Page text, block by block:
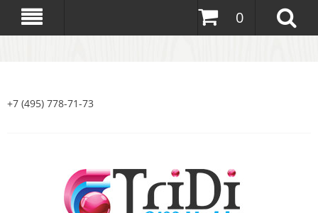
0
+7 (495) 778-71-73